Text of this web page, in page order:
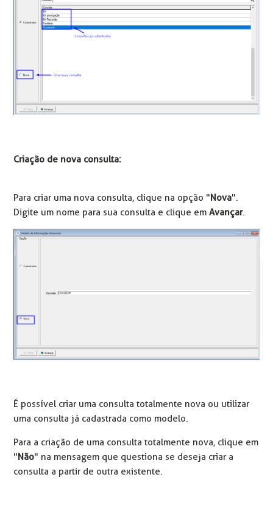
Criação de nova consulta:
Para criar uma nova consulta, clique na opção "Nova".
Digite um nome para sua consulta e clique emAvançar.
É possível criar uma consulta totalmente nova ou utilizar
uma consulta já cadastrada como modelo.
Para a criação de uma consulta totalmente nova, clique em
"Não" na mensagem que questiona se deseja criar a
consulta a partir de outra existente.